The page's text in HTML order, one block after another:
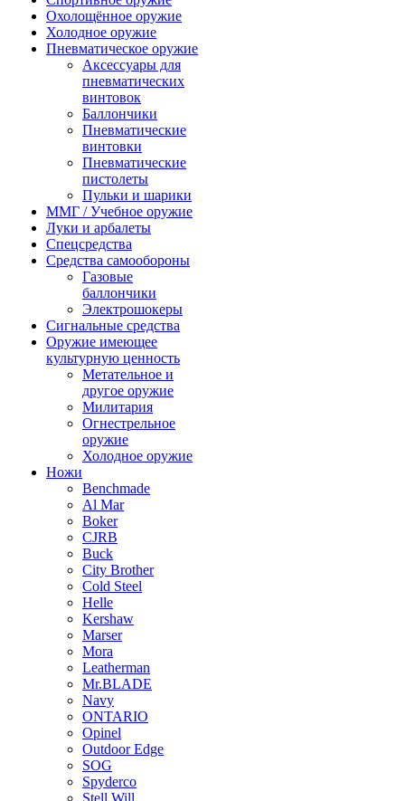
Охолощённое оружие
Холодное оружие
Пневматическое оружие
Аксессуары для
пневматических
винтовок
Баллончики
Пневматические
винтовки
Пневматические
пистолеты
Пульки и шарики
ММГ / Учебное оружие
Луки и арбалеты
Спецсредства
Средства самообороны
Газовые
баллончики
Электрошокеры
Сигнальные средства
Оружие имеющее
культурную ценность
Метательное и
другое оружие
Милитария
Огнестрельное
оружие
Холодное оружие
Ножи
Benchmade
Al Mar
Boker
CJRB
Buck
City Brother
Cold Steel
Helle
Kershaw
Marser
Mora
Leatherman
Mr.BLADE
Navy
ONTARIO
Opinel
Outdoor Edge
SOG
Spyderco
Stell Will